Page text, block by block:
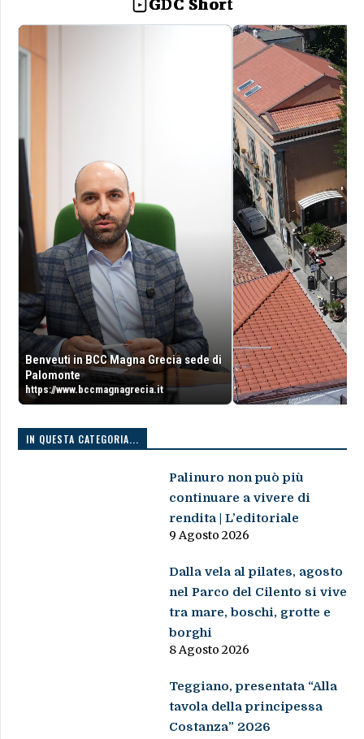
GDC Short
Benveuti in BCC Magna Grecia sede di
Palomonte
https://www.bccmagnagrecia.it
IN QUESTA CATEGORIA...
Palinuro non può più
continuare a vivere di
rendita | L’editoriale
9 Agosto 2026
Dalla vela al pilates, agosto
nel Parco del Cilento si vive
tra mare, boschi, grotte e
borghi
8 Agosto 2026
Teggiano, presentata “Alla
tavola della principessa
Costanza” 2026